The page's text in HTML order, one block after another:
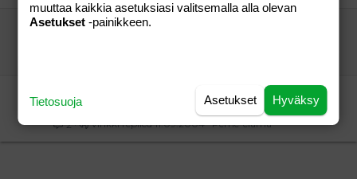
RS virus
Ostospaikkoja Iisalmessa
äippä
2
Perhe-elämä
11.09.2004
Vinkki
muuttaa kaikkia asetuksiasi valitsemalla alla olevan
Asetukset -painikkeen.
Hyväksy
Asetukset
Tietosuoja